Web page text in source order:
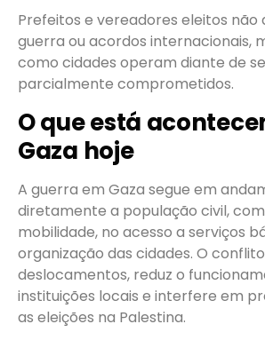
Prefeitos e vereadores eleitos não
guerra ou acordos internacionais,
como cidades operam diante de
parcialmente comprometidos.
O que está
Gaza hoje
A guerra em Gaza segue em
diretamente a população civil,
mobilidade, no acesso a serviços
organização das cidades. O
deslocamentos, reduz o
instituições locais e interfere em
as eleições na Palestina.